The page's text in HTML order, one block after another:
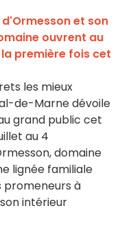
et son
ouvrent au
première fois cet
les mieux
de-Marne dévoile
grand public cet
au 4
domaine
lignée familiale
promeneurs à
intérieur